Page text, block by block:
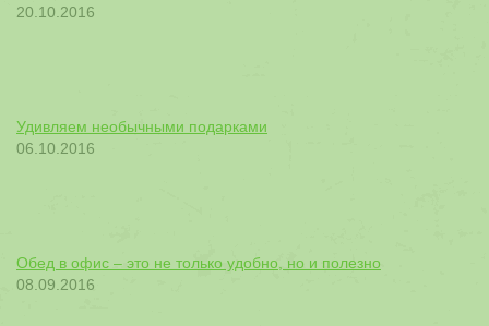
20.10.2016
Удивляем необычными подарками
06.10.2016
Обед в офис – это не только удобно, но и полезно
08.09.2016